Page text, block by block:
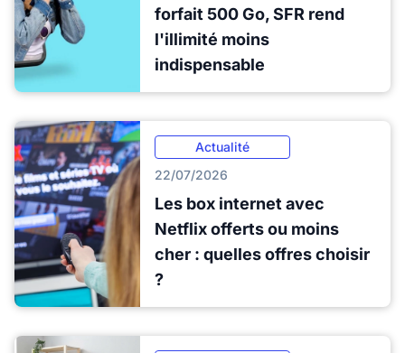
forfait 500 Go, SFR rend
l'illimité moins
indispensable
Actualité
22/07/2026
Les box internet avec
Netflix offerts ou moins
cher : quelles offres choisir
?